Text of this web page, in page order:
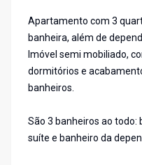
Apartamento com 3
banheira, além de
Imóvel semi mobiliado,
dormitórios e
banheiros.
São 3 banheiros ao todo:
suíte e banheiro da